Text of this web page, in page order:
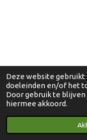
Deze website gebruikt
doeleinden en/of het
Door gebruik te blijven
hiermee akkoord.